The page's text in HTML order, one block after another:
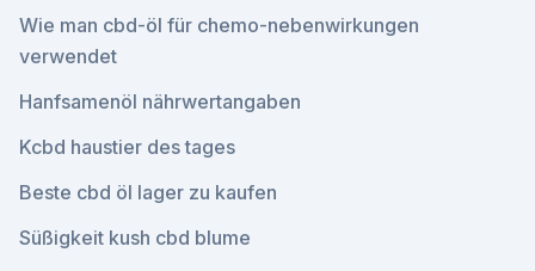
Wie man cbd-öl für chemo-nebenwirkungen
verwendet
Hanfsamenöl nährwertangaben
Kcbd haustier des tages
Beste cbd öl lager zu kaufen
Süßigkeit kush cbd blume